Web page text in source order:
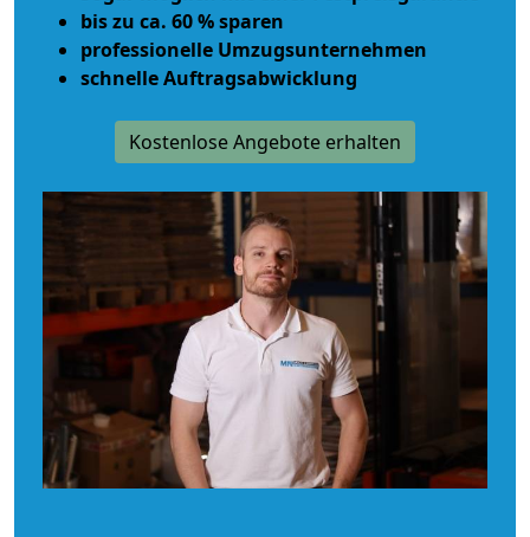
bis zu ca. 60 % sparen
professionelle Umzugsunternehmen
schnelle Auftragsabwicklung
Kostenlose Angebote erhalten